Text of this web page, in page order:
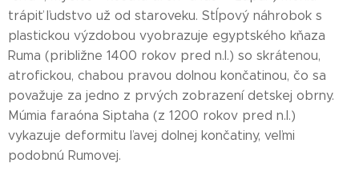
trápiť ľudstvo už od staroveku. Stĺpový náhrobok s
plastickou výzdobou vyobrazuje egyptského kňaza
Ruma (približne 1400 rokov pred n.l.) so skrátenou,
atrofickou, chabou pravou dolnou končatinou, čo sa
považuje za jedno z prvých zobrazení detskej obrny.
Múmia faraóna Siptaha (z 1200 rokov pred n.l.)
vykazuje deformitu ľavej dolnej končatiny, veľmi
podobnú Rumovej.